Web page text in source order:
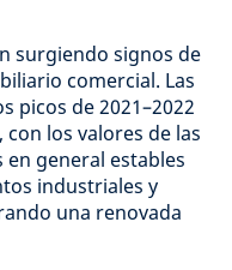
surgiendo signos de
comercial. Las
picos de 2021–2022
los valores de las
general estables
industriales y
una renovada